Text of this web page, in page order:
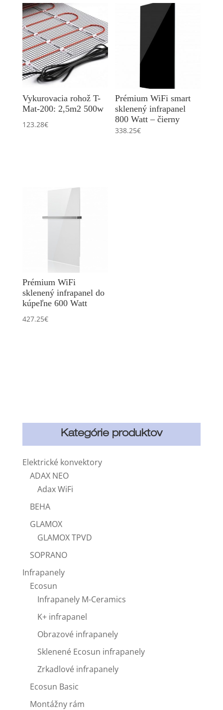
Vykurovacia rohož T-
Mat-200: 2,5m2 500w
123.28€
Prémium WiFi smart
sklenený infrapanel
800 Watt – čierny
338.25€
Prémium WiFi
sklenený infrapanel do
kúpeľne 600 Watt
427.25€
Kategórie produktov
Elektrické konvektory
ADAX NEO
Adax WiFi
BEHA
GLAMOX
GLAMOX TPVD
SOPRANO
Infrapanely
Ecosun
Infrapanely M-Ceramics
K+ infrapanel
Obrazové infrapanely
Sklenené Ecosun infrapanely
Zrkadlové infrapanely
Ecosun Basic
Montážny rám